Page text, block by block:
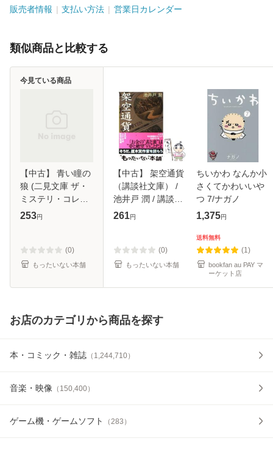
販売者情報 支払い方法 営業日カレンダー
類似商品と比較する
【中古】 青い瞳の
狼 (二見文庫 ザ・
ミステリ・コレク
ション) / リンダ・
庫]【メール便送料
無料】
253円
(0)
もったいない本舗
今見ている商品
【中古】 架空通貨
（講談社文庫） /
池井戸 潤 / 講談社
[文庫]【メール便送
261円
(0)
もったいない本舗
ちいかわ なんか小
さくてかわいいや
つ 7/ナガノ
1,375円
送料無料
(1)
bookfan au PAY マ
ーケット店
お店のカテゴリから商品を探す
本・コミック・雑誌 （ 1,244,710）
音楽・映像 （ 150,400）
ゲーム機・ゲームソフト （283 ）